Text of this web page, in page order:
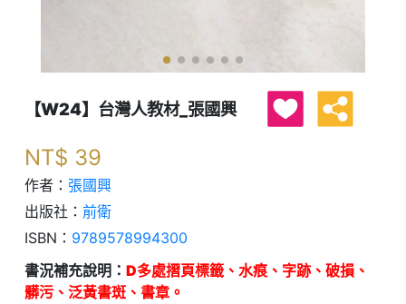
【W24】台灣人教材_張國興
NT$ 39
作者： 張國興
出版社： 前衛
ISBN： 9789578994300
書況補充說明： D多處摺頁標籤、水痕、字跡、破損、
髒污、泛黃書斑、書章。